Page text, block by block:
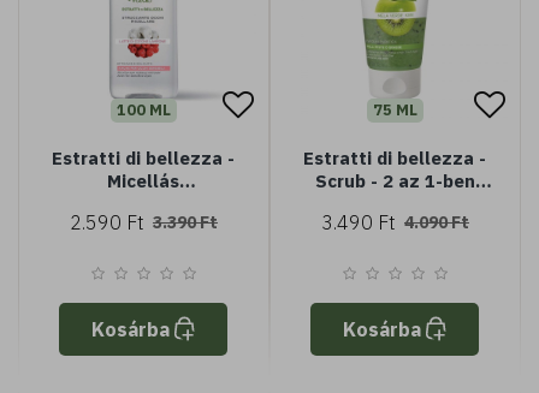
100 ML
Estratti di bellezza -
Micellás
vattatej és málna -
érzékeny szemekre is
2.590 Ft 3.390 Ft
Kosárba
75 ML
Estratti di bellezza -
Scrub - 2 az 1-ben
Kiwi - Hámlasztás és
3.490 Ft 4.090 Ft
Kosárba